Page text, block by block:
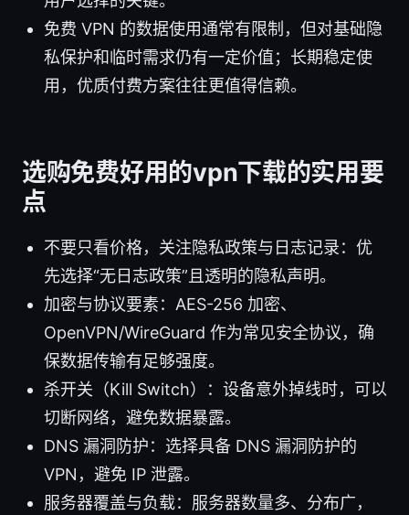
免费 VPN 的数据使用通常有限制，但对基础隐
私保护和临时需求仍有一定价值；长期稳定使
用，优质付费方案往往更值得信赖。
选购免费好用的vpn下载的实用要
点
不要只看价格，关注隐私政策与日志记录：优
先选择“无日志政策”且透明的隐私声明。
加密与协议要素：AES-256 加密、
OpenVPN/WireGuard 作为常见安全协议，确
保数据传输有足够强度。
杀开关（Kill Switch）：设备意外掉线时，可以
切断网络，避免数据暴露。
DNS 漏洞防护：选择具备 DNS 漏洞防护的
VPN，避免 IP 泄露。
服务器覆盖与负载：服务器数量多、分布广，